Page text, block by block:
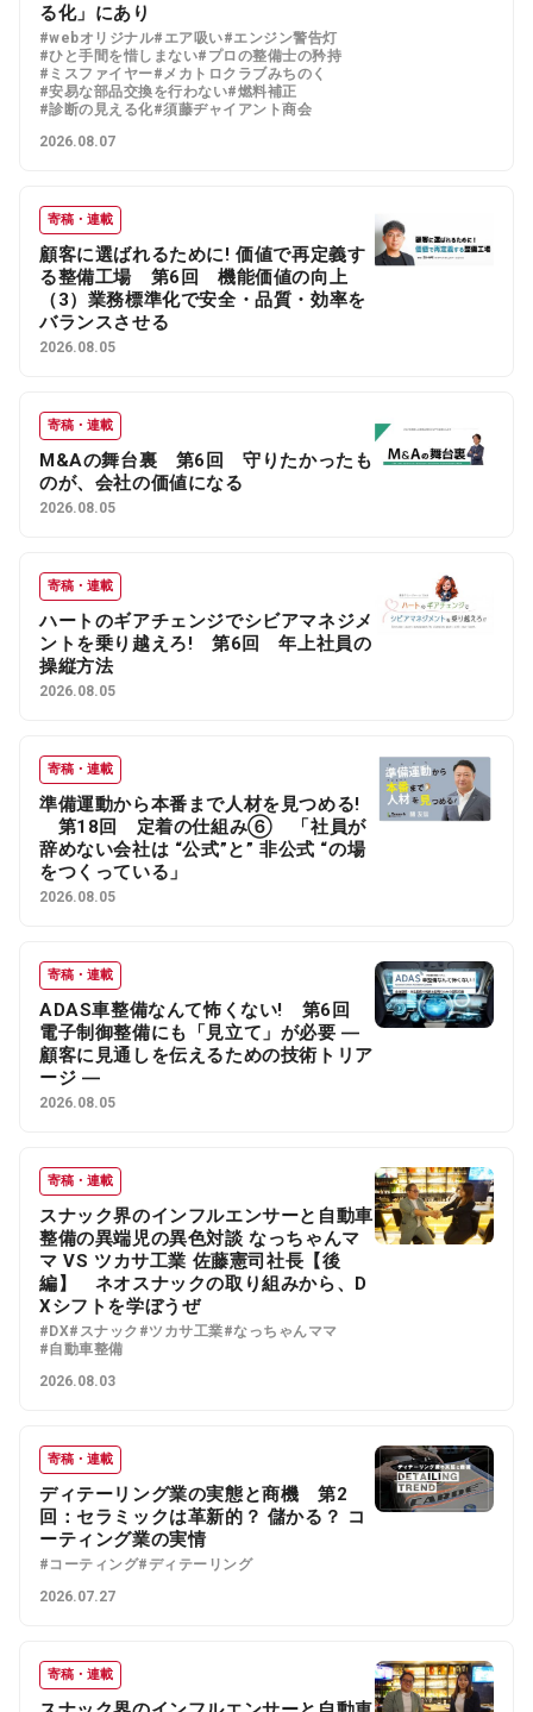
る化」にあり
#webオリジナル#エア吸い#エンジン警告灯
#ひと手間を惜しまない#プロの整備士の矜持
#ミスファイヤー#メカトロクラブみちのく
#安易な部品交換を行わない#燃料補正
#診断の見える化#須藤ヂャイアント商会
2026.08.07
寄稿・連載
顧客に選ばれるために! 価値で再定義す
る整備工場 第6回 機能価値の向上
（3）業務標準化で安全・品質・効率を
バランスさせる
2026.08.05
寄稿・連載
M&Aの舞台裏 第6回 守りたかったも
のが、会社の価値になる
2026.08.05
寄稿・連載
ハートのギアチェンジでシビアマネジメ
ントを乗り越えろ! 第6回 年上社員の
操縦方法
2026.08.05
寄稿・連載
準備運動から本番まで人材を見つめる!
第18回 定着の仕組み⑥ 「社員が
辞めない会社は “公式”と” 非公式 “の場
をつくっている」
2026.08.05
寄稿・連載
ADAS車整備なんて怖くない! 第6回
電子制御整備にも「見立て」が必要 ―
顧客に見通しを伝えるための技術トリア
ージ ―
2026.08.05
寄稿・連載
スナック界のインフルエンサーと自動車
整備の異端児の異色対談 なっちゃんマ
マ VS ツカサ工業 佐藤憲司社長【後
編】 ネオスナックの取り組みから、D
Xシフトを学ぼうぜ
#DX#スナック #ツカサ工業#なっちゃんママ
#自動車整備
2026.08.03
寄稿・連載
ディテーリング業の実態と商機 第2
回：セラミックは革新的？ 儲かる？ コ
ーティング業の実情
#コーティング#ディテーリング
2026.07.27
寄稿・連載